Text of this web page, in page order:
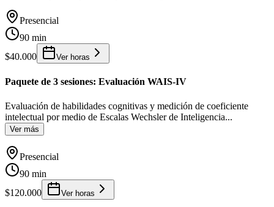
Presencial
90 min
$40.000
Ver horas
Paquete de 3 sesiones: Evaluación WAIS-IV
Evaluación de habilidades cognitivas y medición de coeficiente
intelectual por medio de Escalas Wechsler de Inteligencia...
Ver más
Presencial
90 min
$120.000
Ver horas